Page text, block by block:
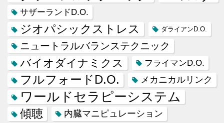
サザーランドD.O.
ジオパシックストレス ダライアンD.O.
ニュートラルバランステクニック
バイオダイナミクス フライマンD.O.
フルフォードD.O. メカニカルリンク
ワールドセラピーシステム
傾聴 内臓マニピュレーション